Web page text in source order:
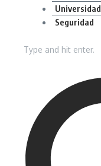
Universidad
Seguridad